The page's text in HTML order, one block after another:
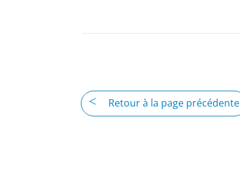
Retour à la page précédente